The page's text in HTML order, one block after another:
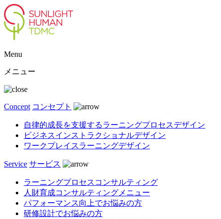
Menu
メニュー
Concept コンセプト
自律的成長を支援するラーニングプロセスデザイン
ビジネスインストラクショナルデザイン
ワークプレイスラーニングデザイン
Service サービス
ラーニングプロセスコンサルティング
人財育成コンサルティングメニュー
パフォーマンス向上でお悩みの方
研修設計でお悩みの方